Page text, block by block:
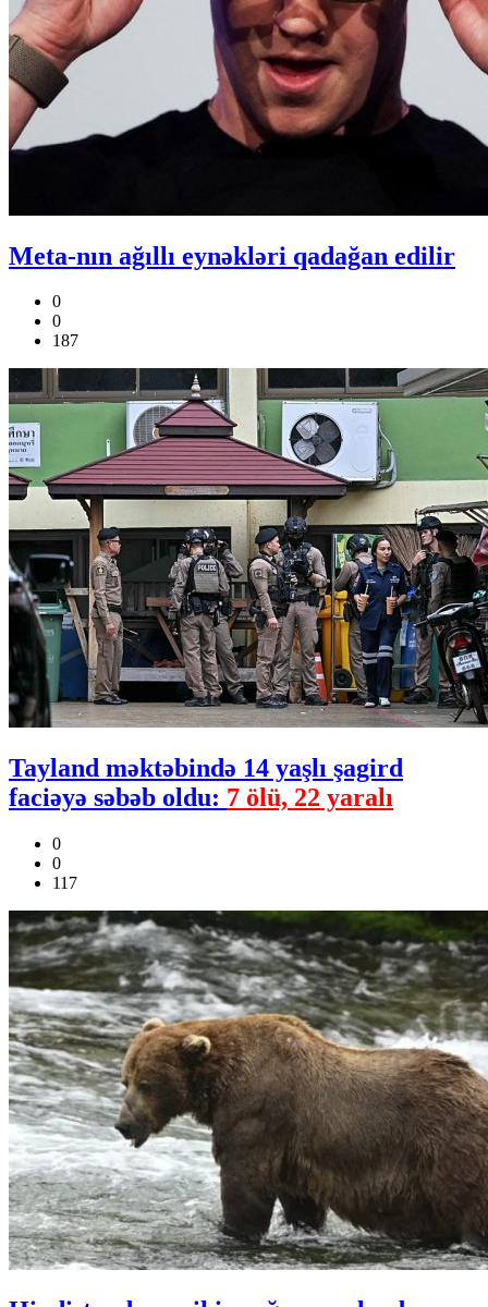
Meta-nın ağıllı eynəkləri qadağan edilir
0
0
187
Tayland məktəbində 14 yaşlı şagird
faciəyə səbəb oldu: 7 ölü, 22 yaralı
0
0
117